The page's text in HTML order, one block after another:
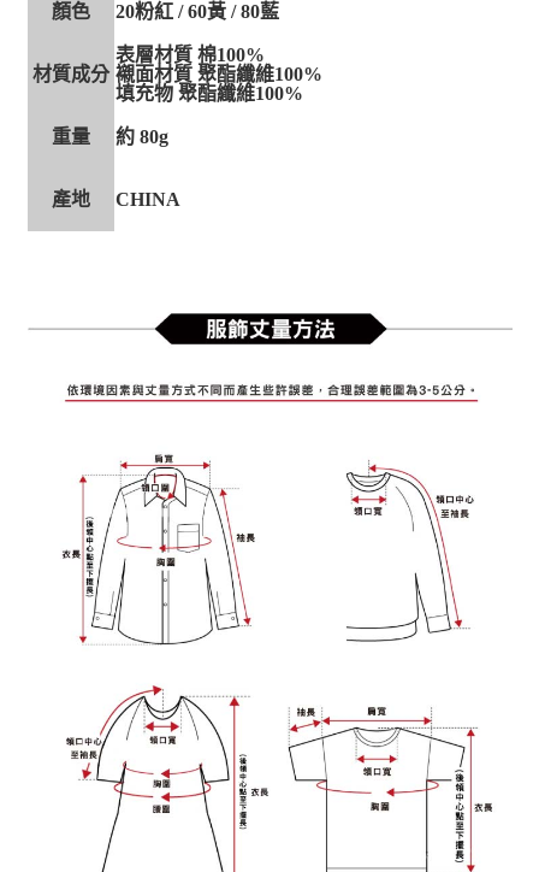
顏色 20粉紅 / 60黃 / 80藍
材質成分
表層材質 棉100%
襯面材質 聚酯纖維100%
填充物 聚酯纖維100%
重量 約 80g
產地 CHINA